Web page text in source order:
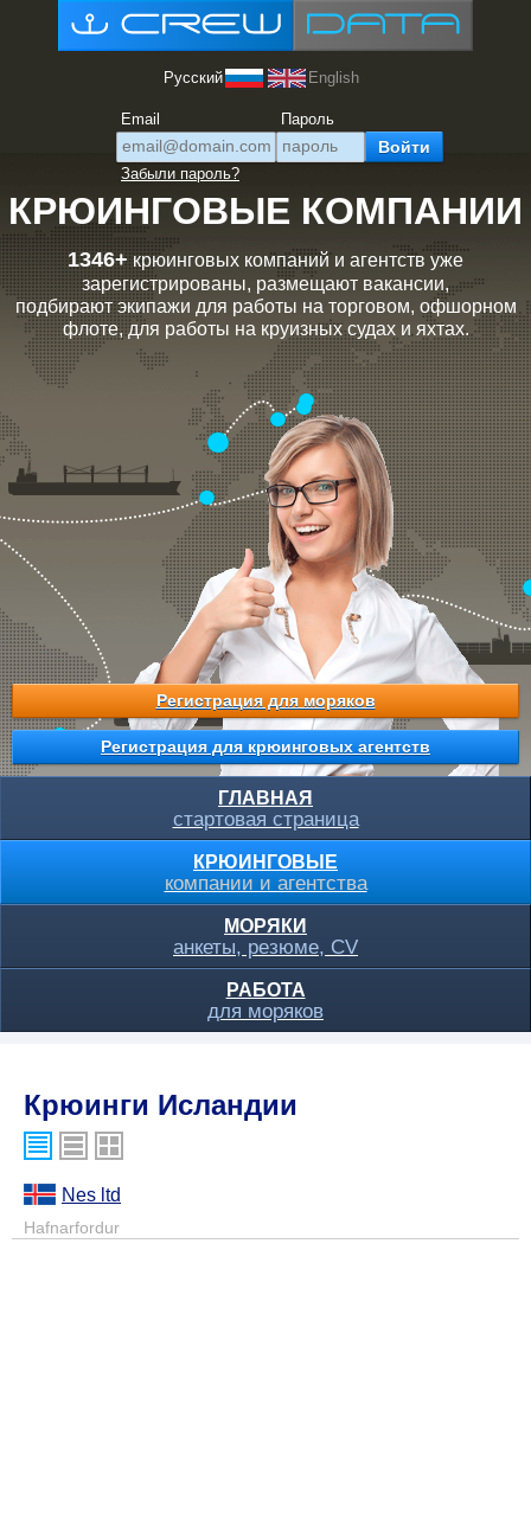
Русский English
Email Пароль
Забыли пароль?
КРЮИНГОВЫЕ КОМПАНИИ
1346+крюинговых компаний и агентств уже
зарегистрированы, размещают вакансии,
подбирают экипажи для работы на торговом, офшорном
флоте, для работы на круизных судах и яхтах.
Регистрация для моряков
Регистрация для крюинговых агентств
ГЛАВНАЯ
стартовая страница
КРЮИНГОВЫЕ
компании и агентства
МОРЯКИ
анкеты, резюме, CV
РАБОТА
для моряков
Крюинги Исландии
Nes ltd
Hafnarfordur